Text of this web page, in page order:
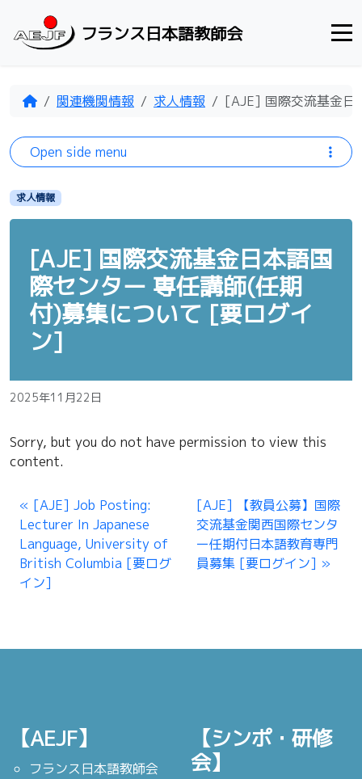
フランス日本語教師会
Home関連機関情報 求人情報 [AJE] 国際交流基金日
求人情報
[AJE] 国際交流基金日本語国
際センター 専任講師(任期
付)募集について [要ログイ
ン]
2025年11月22日
Sorry, but you do not have permission to view this
content.
[AJE] Job Posting:
Lecturer In Japanese
Language, University of
British Columbia [要ログ
イン]
[AJE] 【教員公募】国際
交流基金関西国際センタ
ー任期付日本語教育専門
員募集 [要ログイン]
Open side menu
【AEJF】
フランス日本語教師会
【シンポ・研修
会】